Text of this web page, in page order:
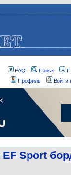
FAQ Поиск
Профиль
Войти
Sport